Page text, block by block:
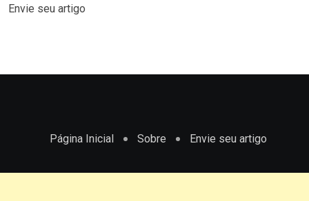
Envie seu artigo
Página Inicial Sobre Envie seu artigo